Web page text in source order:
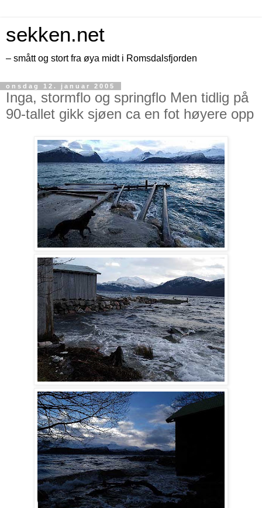
sekken.net
– smått og stort fra øya midt i Romsdalsfjorden
onsdag 12. januar 2005
Inga, stormflo og springflo Men tidlig på
90-tallet gikk sjøen ca en fot høyere opp